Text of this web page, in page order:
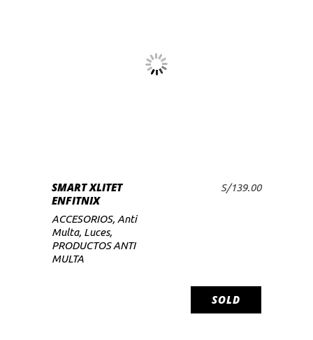
LEER MÁS
SMART XLITET
ENFITNIX
S/139.00
ACCESORIOS, Anti
Multa, Luces,
PRODUCTOS ANTI
MULTA
SOLD